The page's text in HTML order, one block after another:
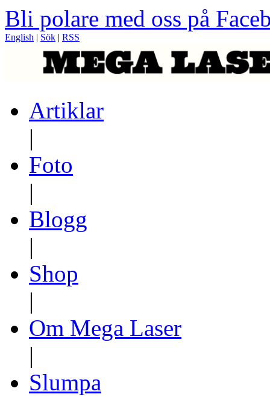
Bli polare med oss på
English | Sök | RSS
Artiklar
|
Foto
|
Blogg
|
Shop
|
Om Mega Laser
|
Slumpa